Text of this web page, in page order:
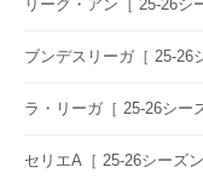
リーグ・アン［ 25-26
ブンデスリーガ［ 25-26
ラ・リーガ［ 25-26シー
セリエA［ 25-26シーズ